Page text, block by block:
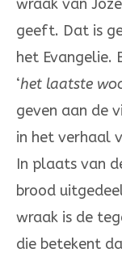
wraak van
geeft. Dat is
het Evangelie.
‘het laat­ste
geven aan de
in het verhaal
In plaats van
brood
wraak is de
die bete­kent